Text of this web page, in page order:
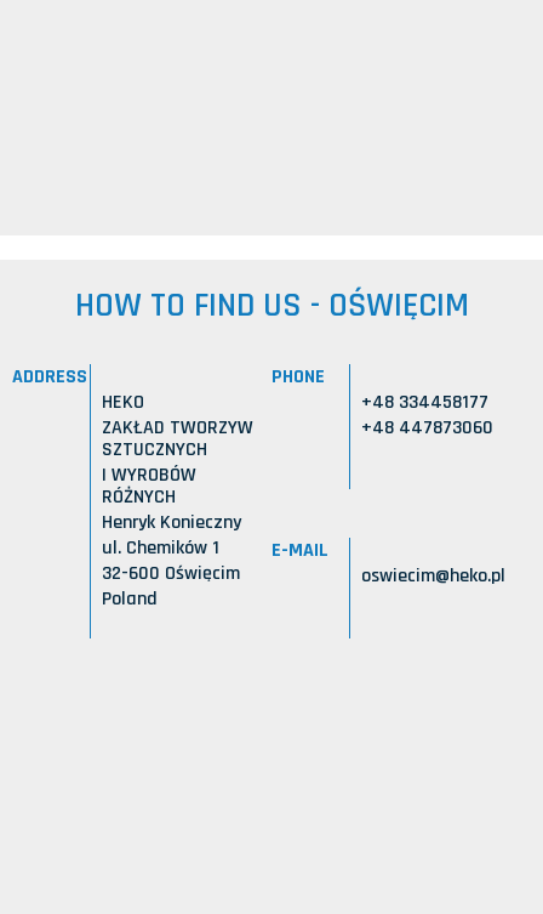
HOW TO FIND US - OŚWIĘCIM
ADDRESS
HEKO
ZAKŁAD TWORZYW
SZTUCZNYCH
I WYROBÓW
RÓŻNYCH
Henryk Konieczny
ul. Chemików 1
32-600 Oświęcim
Poland
PHONE
+48 334458177
+48 447873060
E-MAIL
oswiecim@heko.pl